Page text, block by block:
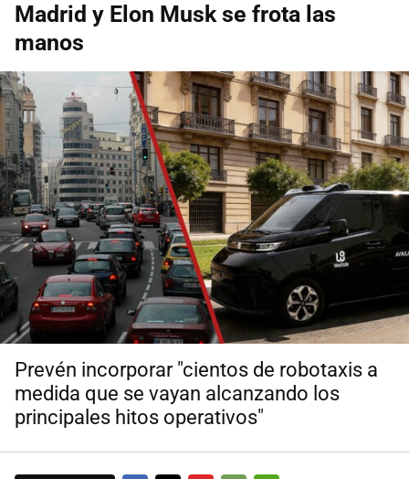
Madrid y Elon Musk se frota las
manos
Prevén incorporar "cientos de robotaxis a
medida que se vayan alcanzando los
principales hitos operativos"